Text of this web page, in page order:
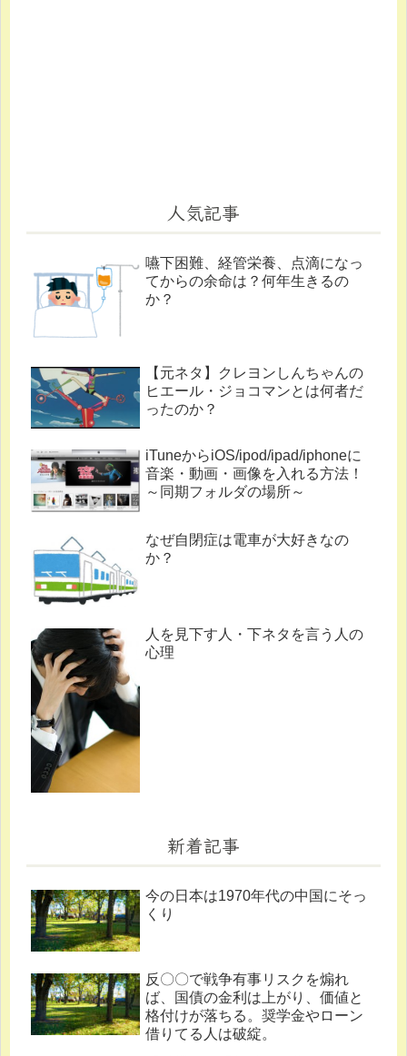
人気記事
嚥下困難、経管栄養、点滴になっ
てからの余命は？何年生きるの
か？
【元ネタ】クレヨンしんちゃんの
ヒエール・ジョコマンとは何者だ
ったのか？
iTuneからiOS/ipod/ipad/iphoneに
音楽・動画・画像を入れる方法！
～同期フォルダの場所～
なぜ自閉症は電車が大好きなの
か？
人を見下す人・下ネタを言う人の
心理
新着記事
今の日本は1970年代の中国にそっ
くり
反〇〇で戦争有事リスクを煽れ
ば、国債の金利は上がり、価値と
格付けが落ちる。奨学金やローン
借りてる人は破綻。